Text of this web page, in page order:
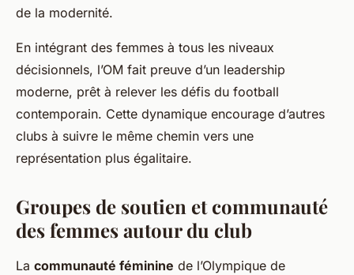
de la modernité.
En intégrant des femmes à tous les niveaux
décisionnels, l’OM fait preuve d’un leadership
moderne, prêt à relever les défis du football
contemporain. Cette dynamique encourage d’autres
clubs à suivre le même chemin vers une
représentation plus égalitaire.
Groupes de soutien et communauté
des femmes autour du club
La communauté féminine de l’Olympique de